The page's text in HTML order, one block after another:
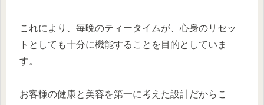
これにより、毎晩のティータイムが、心身のリセッ
トとしても十分に機能することを目的としていま
す。
お客様の健康と美容を第一に考えた設計だからこ